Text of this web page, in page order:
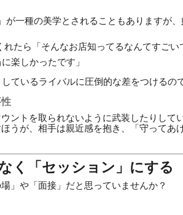
が一種の美学とされることもありますが
たら「そんなお店知ってるなんてすごい
楽しかったです」
ているライバルに圧倒的な差をつけるの
ントを取られないように武装したりして
うが、相手は親近感を抱き、「守ってあ
く「セッション」にする
」や「面接」だと思っていませんか？